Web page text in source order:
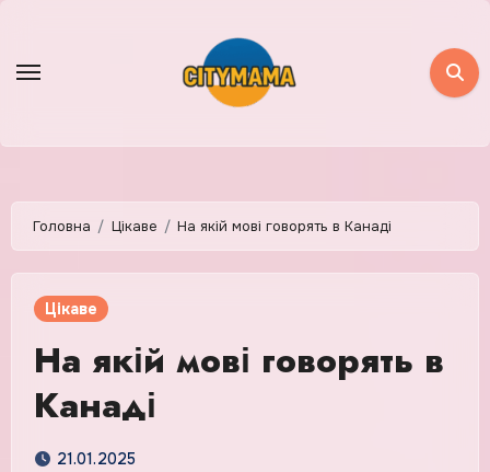
content
Головна Цікаве На якій мові говорять в Канаді
Цікаве
На якій мові говорять в
Канаді
21.01.2025